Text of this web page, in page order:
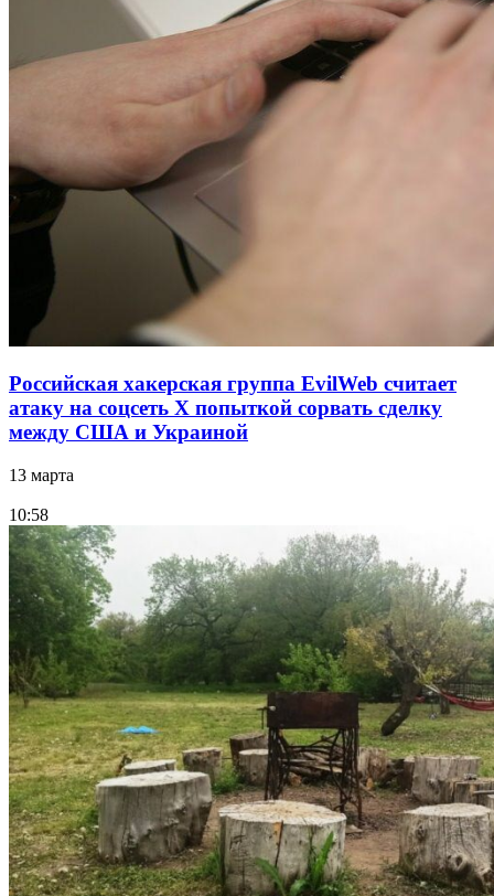
Российская хакерская группа EvilWeb считает
атаку на соцсеть Х попыткой сорвать сделку
между США и Украиной
13 марта
10:58